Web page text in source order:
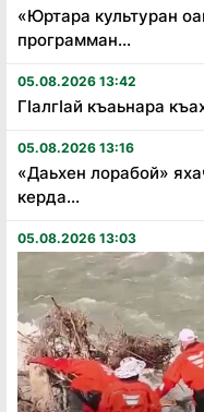
«Юртара культуран
программан...
05.08.2026 13:42
Гӏалгӏай къаьнара
05.08.2026 13:16
«Даьхен лорабой»
керда...
05.08.2026 13:03